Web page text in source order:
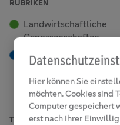
RUBRIKEN
Landwirtschaftliche
Genossenschaften
Genossenschaftliche
Finanzgruppe
TOP BEITRÄGE
Hier können Sie
möchten. Cookies sind
Computer gespeichert
erst nach Ihrer